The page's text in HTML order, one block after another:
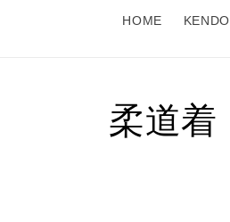
HOME KENDO
C
柔道着